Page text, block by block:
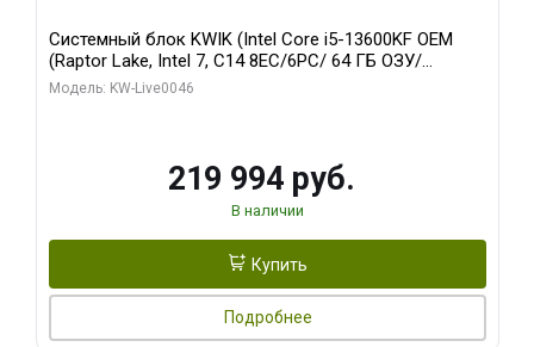
Системный блок KWIK (Intel Core i5-13600KF OEM
(Raptor Lake, Intel 7, C14 8EC/6PC/ 64 ГБ ОЗУ/
Gigabyte RTX5060Ti GAMING OC 8GB GDDR7 128bit
Модель: KW-Live0046
219 994 руб.
В наличии
Купить
Подробнее